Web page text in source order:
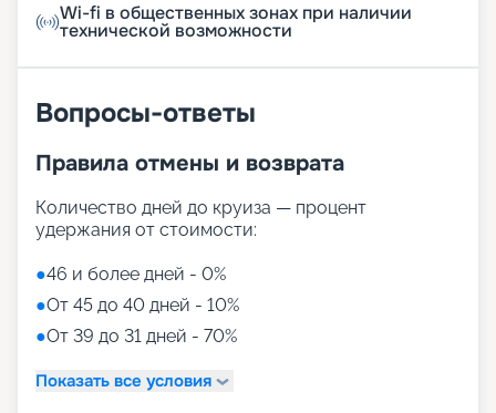
Wi-fi в общественных зонах при наличии
технической возможности
Вопросы-ответы
Правила отмены и возврата
Количество дней до круиза — процент
удержания от стоимости:
●46 и более дней - 0%
●От 45 до 40 дней - 10%
●От 39 до 31 дней - 70%
Показать все условия